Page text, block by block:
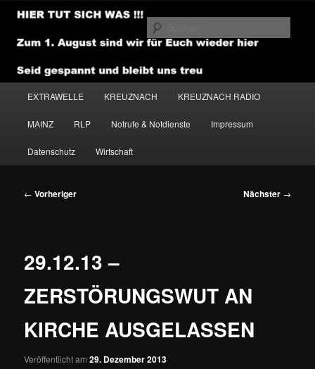
Zum
primären
Inhalt
NEWSHOUSE.MEDIA
EXTRAWELLE KREUZNACH KREUZNACH RADIO
MAINZ RLP Notrufe & Notdienste Impressum
Datenschutz Wirtschaft
Beitragsnavigation
← Vorheriger Nächster →
29.12.13 –
ZERSTÖRUNGSWUT AN
KIRCHE AUSGELASSEN
Veröffentlicht am29. Dezember 2013